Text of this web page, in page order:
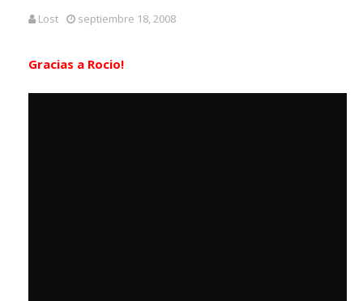
Lost septiembre 18, 2008
Gracias a Rocio!